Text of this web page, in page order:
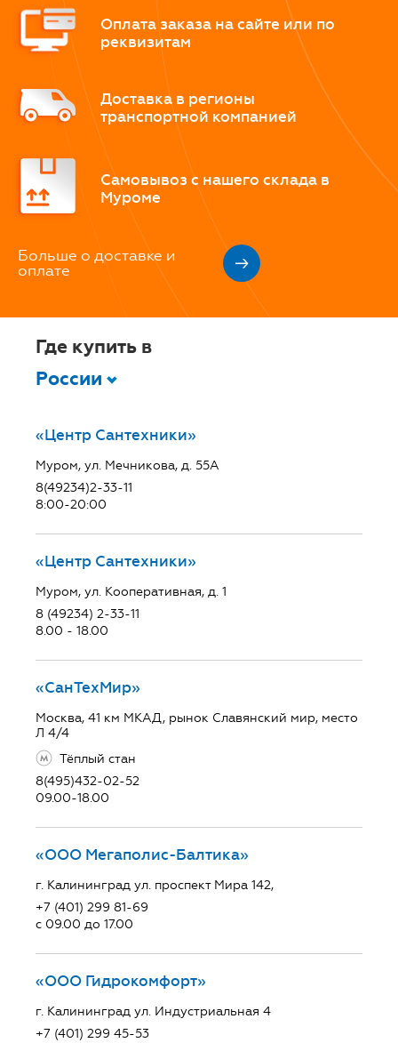
Оплата заказа на сайте или по
реквизитам
Доставка в регионы
транспортной компанией
Самовывоз с нашего склада в
Муроме
Больше о доставке и
оплате
Где купить в
России
«Центр Сантехники»
Муром, ул. Мечникова, д. 55А
8(49234)2-33-11
8:00-20:00
«Центр Сантехники»
Муром, ул. Кооперативная, д. 1
8 (49234) 2-33-11
8.00 - 18.00
«СанТехМир»
Москва, 41 км МКАД, рынок Славянский мир, место
Л 4/4
Тёплый стан
8(495)432-02-52
09.00-18.00
«ООО Мегаполис-Балтика»
г. Калининград ул. проспект Мира 142,
+7 (401) 299 81-69
с 09.00 до 17.00
«ООО Гидрокомфорт»
г. Калининград ул. Индустриальная 4
+7 (401) 299 45-53